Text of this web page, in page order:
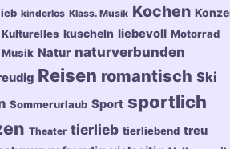
kinderlos Klass. Musik Kochen
Kulturelles kuscheln liebevoll Motorrad
Musik Natur naturverbunden
Reisen romantisch Ski
Sommerurlaub Sport sportlich
Theater tierlieb tierliebend treu